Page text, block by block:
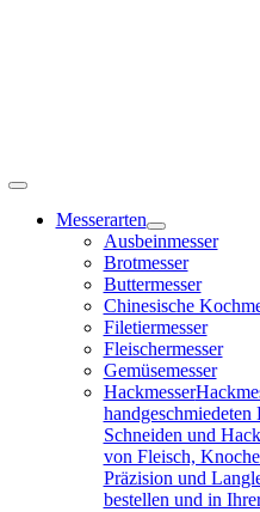
Toggle
NavigationMesserarten
Ausbeinmesser
Brotmesser
Buttermesser
Chinesische
Filetiermesser
Fleischermesser
Gemüsemesser
Hackmesser
Schneiden und
von Fleisch,
Präzision und
bestellen und in